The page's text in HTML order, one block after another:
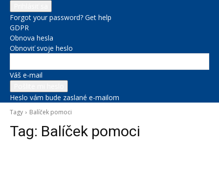
Forgot your password? Get help
GDPR
Obnova hesla
Obnoviť svoje heslo
Váš e-mail
Heslo vám bude zaslané e-mailom
Tagy Balíček pomoci
Tag: Balíček pomoci